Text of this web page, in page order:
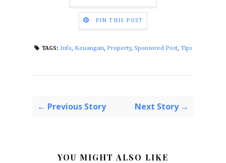
PIN THIS POST
TAGS: Info, Keuangan, Property, Sponsored Post, Tips
← Previous Story Next Story →
YOU MIGHT ALSO LIKE